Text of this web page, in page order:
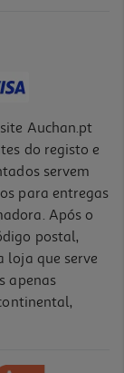
Auchan.pt
do registo e
servem
para entregas
Após o
postal,
loja que serve
apenas